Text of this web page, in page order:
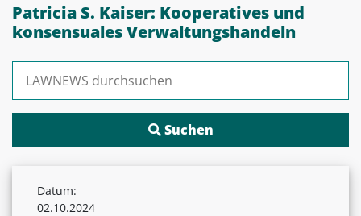
Patricia S. Kaiser: Kooperatives und
konsensuales Verwaltungshandeln
Datum:
02.10.2024